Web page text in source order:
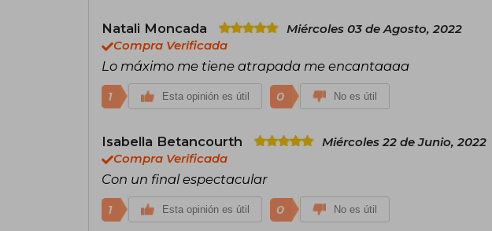
Natali Moncada
Miércoles 03 de Agosto, 2022
Compra Verificada
Lo máximo me tiene atrapada me encantaaaa
1 Esta opinión es útil 0 No es útil
Isabella Betancourth
Miércoles 22 de Junio, 2022
Compra Verificada
Con un final espectacular
1 Esta opinión es útil 0 No es útil